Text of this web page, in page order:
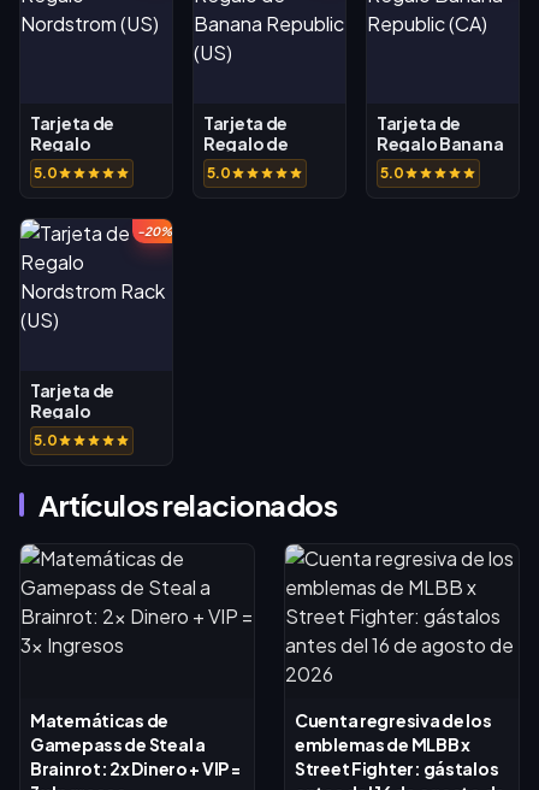
Tarjeta de
Regalo
Nordstrom (US)
5.0
Tarjeta de
Regalo de
Banana
Republic (US)
5.0
Tarjeta de
Regalo Banana
Republic (CA)
5.0
-20%
Tarjeta de
Regalo
Nordstrom
Rack (US)
5.0
Artículos relacionados
Matemáticas de
Gamepass de Steal a
Brainrot: 2x Dinero + VIP =
Cuenta regresiva de los
emblemas de MLBB x
Street Fighter: gástalos